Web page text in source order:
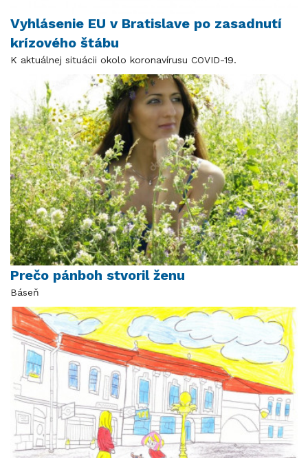
Vyhlásenie EU v Bratislave po zasadnutí
krízového štábu
K aktuálnej situácii okolo koronavírusu COVID-19.
Prečo pánboh stvoril ženu
Báseň